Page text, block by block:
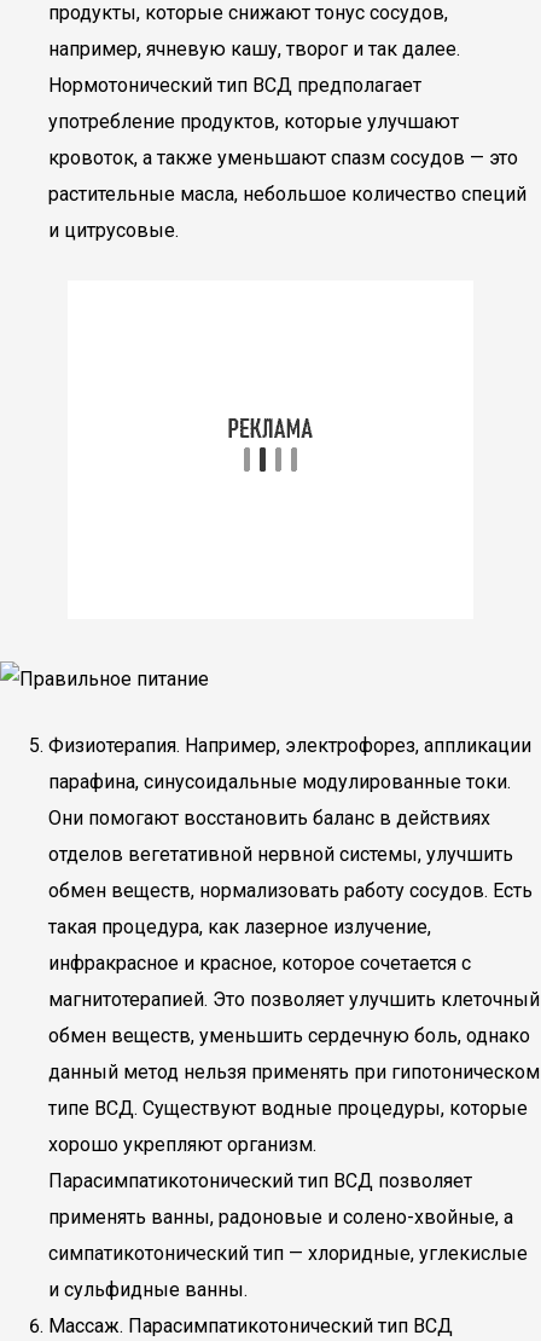
продукты, которые снижают тонус сосудов,
например, ячневую кашу, творог и так далее.
Нормотонический тип ВСД предполагает
употребление продуктов, которые улучшают
кровоток, а также уменьшают спазм сосудов — это
растительные масла, небольшое количество специй
и цитрусовые.
Физиотерапия. Например, электрофорез, аппликации
парафина, синусоидальные модулированные токи.
Они помогают восстановить баланс в действиях
отделов вегетативной нервной системы, улучшить
обмен веществ, нормализовать работу сосудов. Есть
такая процедура, как лазерное излучение,
инфракрасное и красное, которое сочетается с
магнитотерапией. Это позволяет улучшить клеточный
обмен веществ, уменьшить сердечную боль, однако
данный метод нельзя применять при гипотоническом
типе ВСД. Существуют водные процедуры, которые
хорошо укрепляют организм.
Парасимпатикотонический тип ВСД позволяет
применять ванны, радоновые и солено-хвойные, а
симпатикотонический тип — хлоридные, углекислые
и сульфидные ванны.
Массаж. Парасимпатикотонический тип ВСД